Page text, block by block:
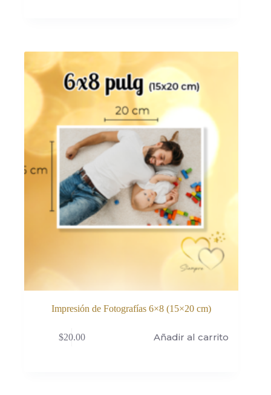
Impresión de Fotografías 6×8 (15×20 cm)
$20.00 Añadir al carrito